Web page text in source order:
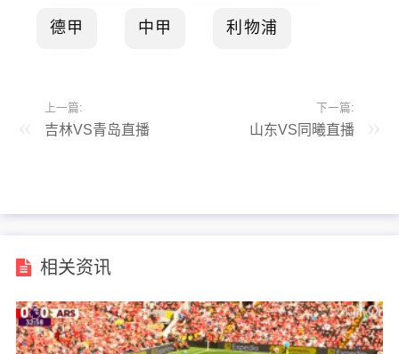
德甲 中甲 利物浦
上一篇:
吉林VS青岛直播
下一篇:
山东VS同曦直播
相关资讯